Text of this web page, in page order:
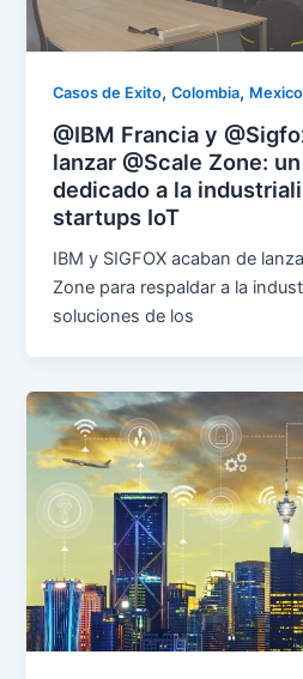
Casos de Exito,Colombia, Mexico
@IBM Francia y
lanzar @Scale Zone:
dedicado a la
startups IoT
IBM y SIGFOX acaban de
Zone para respaldar a la
soluciones de los